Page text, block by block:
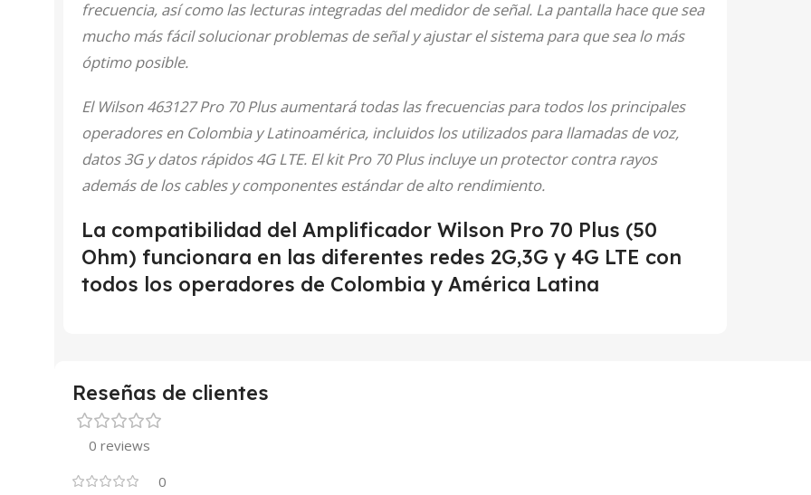
frecuencia, así como las lecturas integradas del medidor de señal. La pantalla hace que sea
mucho más fácil solucionar problemas de señal y ajustar el sistema para que sea lo más
óptimo posible.
El Wilson 463127 Pro 70 Plus aumentará todas las frecuencias para todos los principales
operadores en Colombia y Latinoamérica, incluidos los utilizados para llamadas de voz,
datos 3G y datos rápidos 4G LTE. El kit Pro 70 Plus incluye un protector contra rayos
además de los cables y componentes estándar de alto rendimiento.
La compatibilidad del Amplificador Wilson Pro 70 Plus (50
Ohm) funcionara en las diferentes redes 2G,3G y 4G LTE con
todos los operadores de Colombia y América Latina
Reseñas de clientes
0 reviews
0